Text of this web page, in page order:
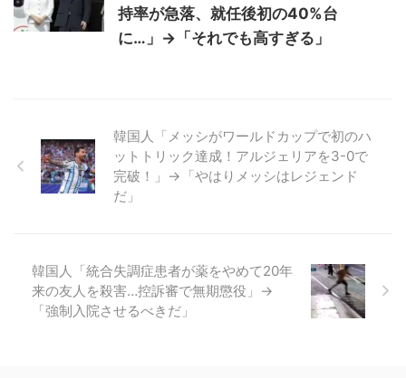
持率が急落、就任後初の40%台
に…」→「それでも高すぎる」
韓国人「メッシがワールドカップで初のハ
ットトリック達成！アルジェリアを3-0で
完破！」→「やはりメッシはレジェンド
だ」
韓国人「統合失調症患者が薬をやめて20年
来の友人を殺害…控訴審で無期懲役」→
「強制入院させるべきだ」